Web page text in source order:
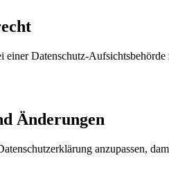
einer Datenschutz-Aufsichtsbehörde
Änderungen
anzupassen,